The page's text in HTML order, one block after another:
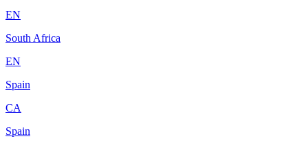
EN
South Africa
EN
Spain
CA
Spain